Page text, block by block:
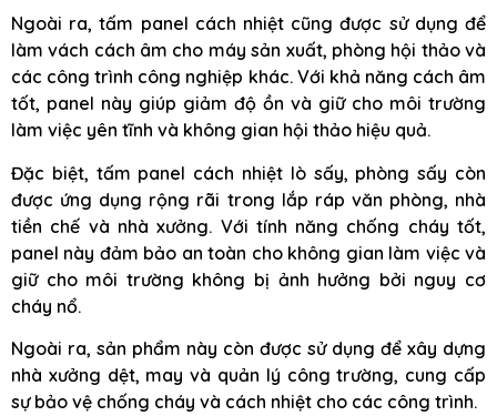
Ngoài ra, tấm panel cách nhiệt cũng được sử dụng để
làm vách cách âm cho máy sản xuất, phòng hội thảo và
các công trình công nghiệp khác. Với khả năng cách âm
tốt, panel này giúp giảm độ ồn và giữ cho môi trường
làm việc yên tĩnh và không gian hội thảo hiệu quả.
Đặc biệt, tấm panel cách nhiệt lò sấy, phòng sấy còn
được ứng dụng rộng rãi trong lắp ráp văn phòng, nhà
tiền chế và nhà xưởng. Với tính năng chống cháy tốt,
panel này đảm bảo an toàn cho không gian làm việc và
giữ cho môi trường không bị ảnh hưởng bởi nguy cơ
cháy nổ.
Ngoài ra, sản phẩm này còn được sử dụng để xây dựng
nhà xưởng dệt, may và quản lý công trường, cung cấp
sự bảo vệ chống cháy và cách nhiệt cho các công trình.